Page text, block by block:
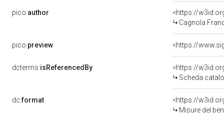
pico:author
<https://
Cagnola
pico:preview <https://
dcterms:isReferencedBy
<https://
Scheda
dc:format
<https://
Misure del